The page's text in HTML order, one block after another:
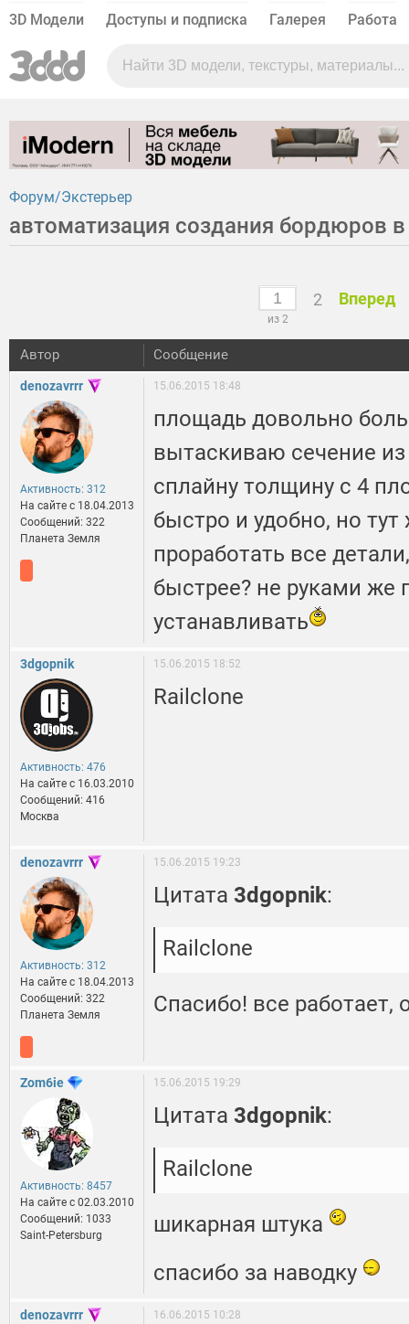
3D Модели Доступы и подписка Галерея Работа
Форум Экстерьер
автоматизация создания бордюров в
из 2
2 Вперед
Автор Сообщение
denozavrrr
Активность: 312
На сайте c 18.04.2013
Сообщений: 322
Планета Земля
15.06.2015 18:48
площадь довольно
вытаскиваю сечение
сплайну толщину с 4
быстро и удобно, но
проработать все
быстрее? не руками же
устанавливать
3dgopnik
Активность: 476
На сайте c 16.03.2010
Сообщений: 416
Москва
15.06.2015 18:52
Railclone
denozavrrr
Активность: 312
На сайте c 18.04.2013
Сообщений: 322
Планета Земля
15.06.2015 19:23
Цитата 3dgopnik:
Railclone
Спасибо! все работает,
Zom6ie
Активность: 8457
На сайте c 02.03.2010
Сообщений: 1033
Saint-Petersburg
15.06.2015 19:29
Цитата 3dgopnik:
Railclone
шикарная штука
спасибо за наводку
denozavrrr 16.06.2015 10:28